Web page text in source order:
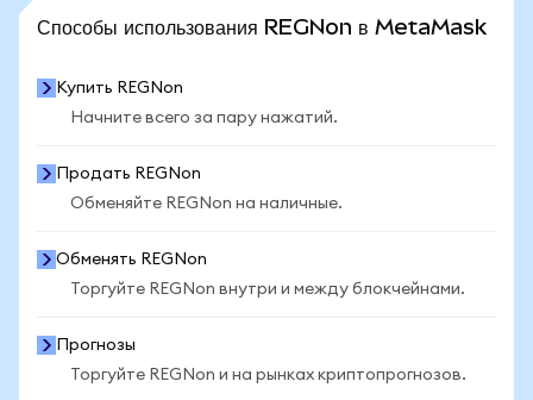
Способы использования REGNon в MetaMask
Купить REGNon
Начните всего за пару нажатий.
Продать REGNon
Обменяйте REGNon на наличные.
Обменять REGNon
Торгуйте REGNon внутри и между блокчейнами.
Прогнозы
Торгуйте REGNon и на рынках криптопрогнозов.